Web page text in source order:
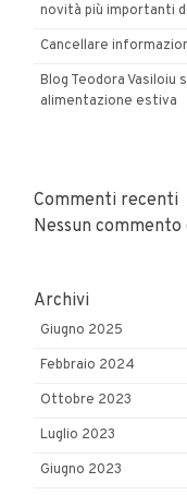
novità più importanti
Cancellare
Blog Teodora Vasiloiu
alimentazione estiva
Commenti recenti
Nessun commento
Archivi
Giugno 2025
Febbraio 2024
Ottobre 2023
Luglio 2023
Giugno 2023